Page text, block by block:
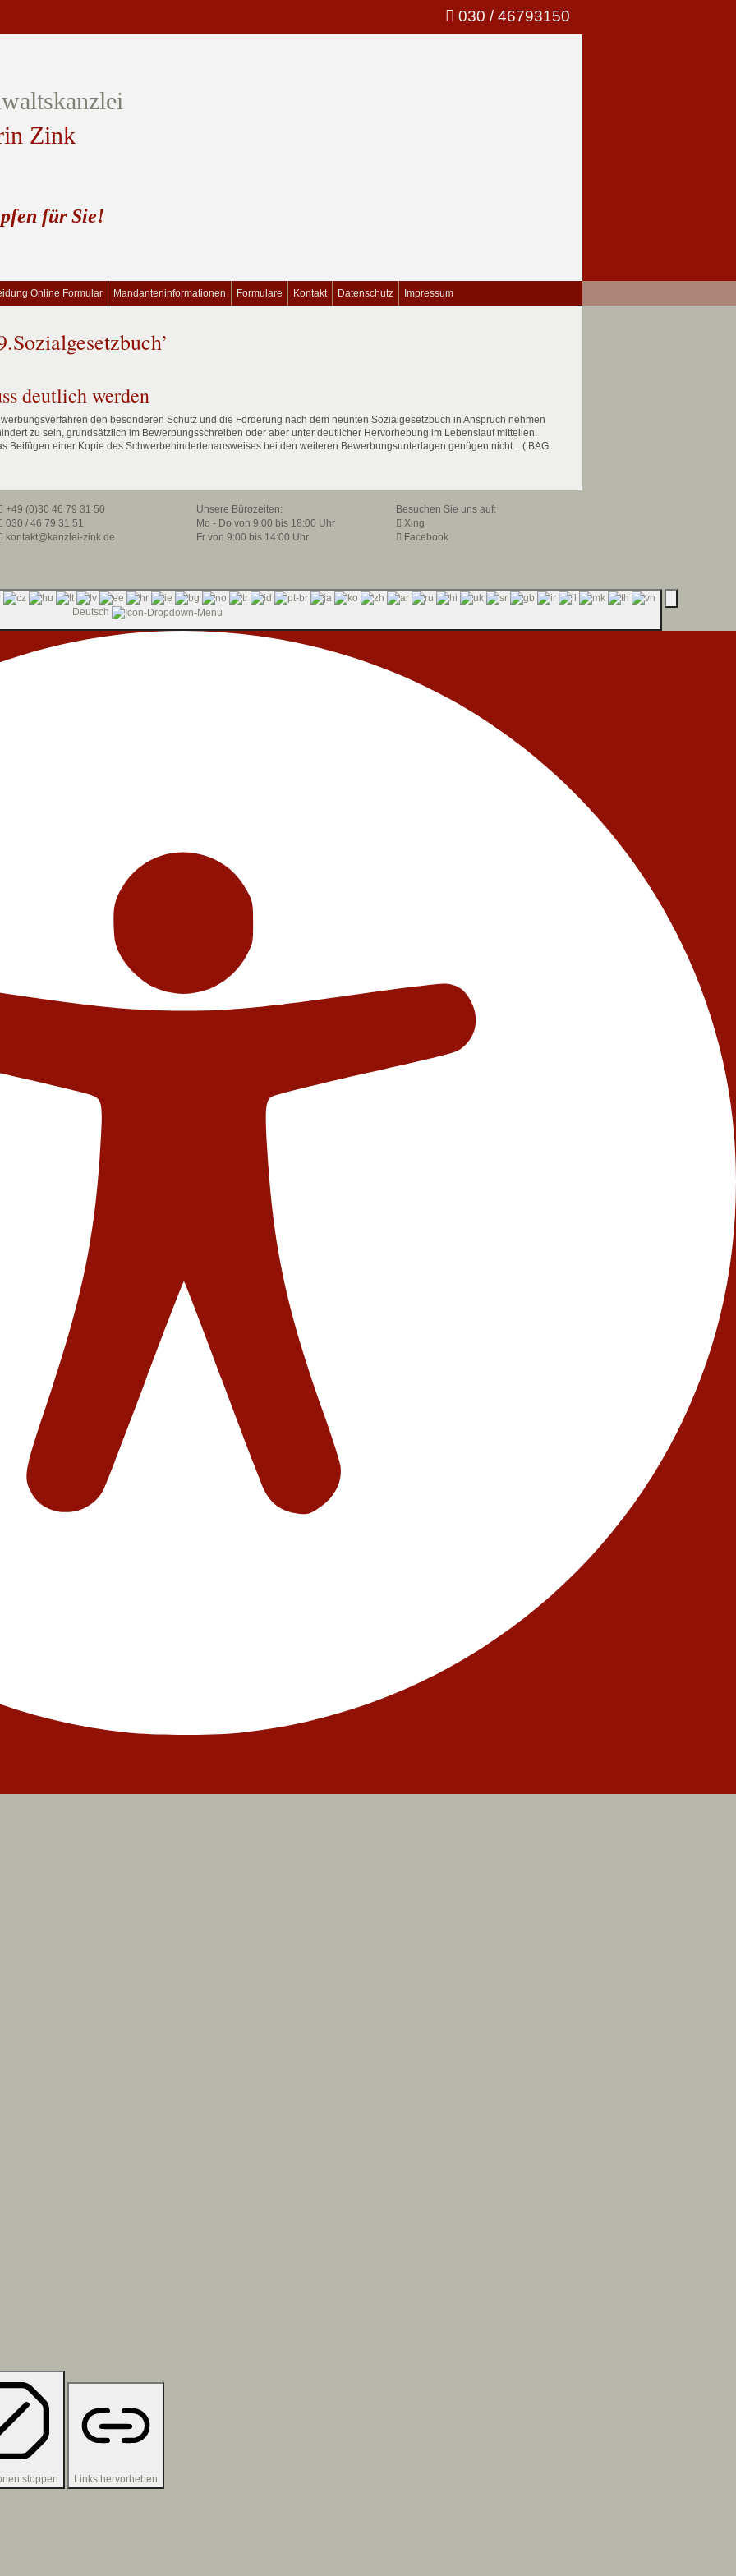
030 / 46793150
Zink
für Sie!
Online Formular Mandanteninformationen Formulare Kontakt Datenschutz Impressum
deutlich werden
den besonderen Schutz und die Förderung nach dem neunten Sozialgesetzbuch in Anspruch nehmen
zu sein, grundsätzlich im Bewerbungsschreiben oder aber unter deutlicher Hervorhebung im Lebenslauf mitteilen.
Beifügen einer Kopie des Schwerbehindertenausweises bei den weiteren Bewerbungsunterlagen genügen nicht. ( BAG
+49 (0)30 46 79 31 50
030 / 46 79 31 51
kontakt@kanzlei-zink.de
Unsere Bürozeiten:
Mo - Do von 9:00 bis 18:00 Uhr
Fr von 9:00 bis 14:00 Uhr
Besuchen Sie uns auf:
Xing
Facebook
Deutsch
stoppen
Links hervorheben